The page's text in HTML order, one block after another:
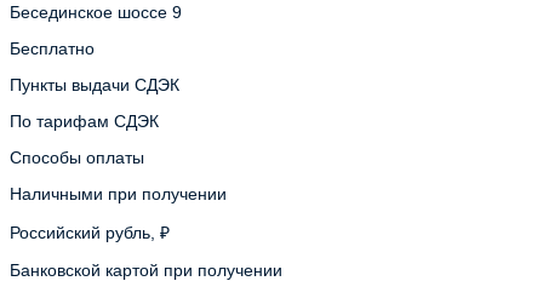
Бесединское шоссе 9
Бесплатно
Пункты выдачи СДЭК
По тарифам СДЭК
Способы оплаты
Наличными при получении
Российский рубль, ₽
Банковской картой при получении